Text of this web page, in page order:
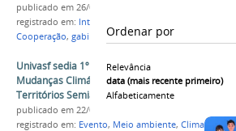
Ordenar por
Relevância
data (mais recente primeiro)
Alfabeticamente
publicado em 26/07/2024
registrado em: Internacionalização
Cooperação, gabinete da reitoria
Univasf sedia 1º Congresso Internacional sobre
Mudanças Climáticas e suas Consequências em
Territórios Semiáridos
publicado em 22/07/2024
registrado em: Evento, Meio ambiente, Clima,